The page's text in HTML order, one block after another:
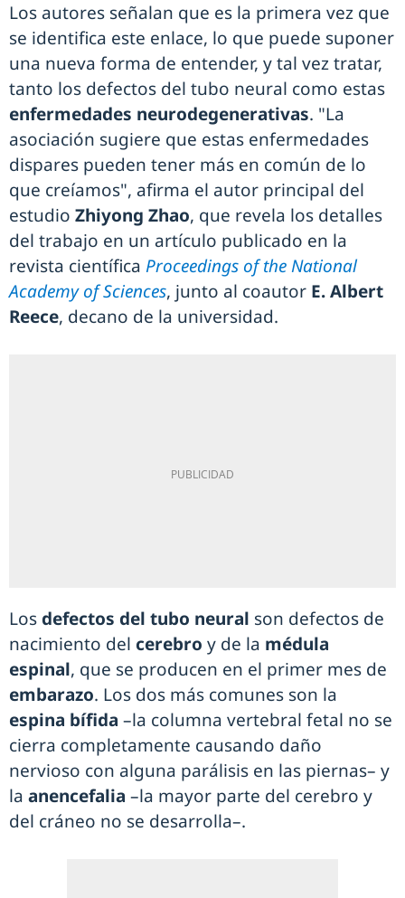
Los autores señalan que es la primera vez que
se identifica este enlace, lo que puede suponer
una nueva forma de entender, y tal vez tratar,
tanto los defectos del tubo neural como estas
enfermedades neurodegenerativas. "La
asociación sugiere que estas enfermedades
dispares pueden tener más en común de lo
que creíamos", afirma el autor principal del
estudio Zhiyong Zhao, que revela los detalles
del trabajo en un artículo publicado en la
revista científica Proceedings of the National
Academy of Sciences, junto al coautor E. Albert
Reece, decano de la universidad.
Los defectos del tubo neural son defectos de
nacimiento del cerebro y de la médula
espinal, que se producen en el primer mes de
embarazo. Los dos más comunes son la
espina bífida –la columna vertebral fetal no se
cierra completamente causando daño
nervioso con alguna parálisis en las piernas– y
la anencefalia –la mayor parte del cerebro y
del cráneo no se desarrolla–.